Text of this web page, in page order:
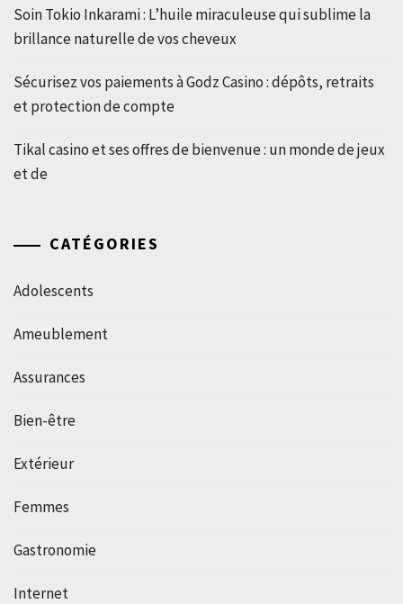
Soin Tokio Inkarami : L’huile miraculeuse qui sublime la
brillance naturelle de vos cheveux
Sécurisez vos paiements à Godz Casino : dépôts, retraits
et protection de compte
Tikal casino et ses offres de bienvenue : un monde de jeux
et de
CATÉGORIES
Adolescents
Ameublement
Assurances
Bien-être
Extérieur
Femmes
Gastronomie
Internet